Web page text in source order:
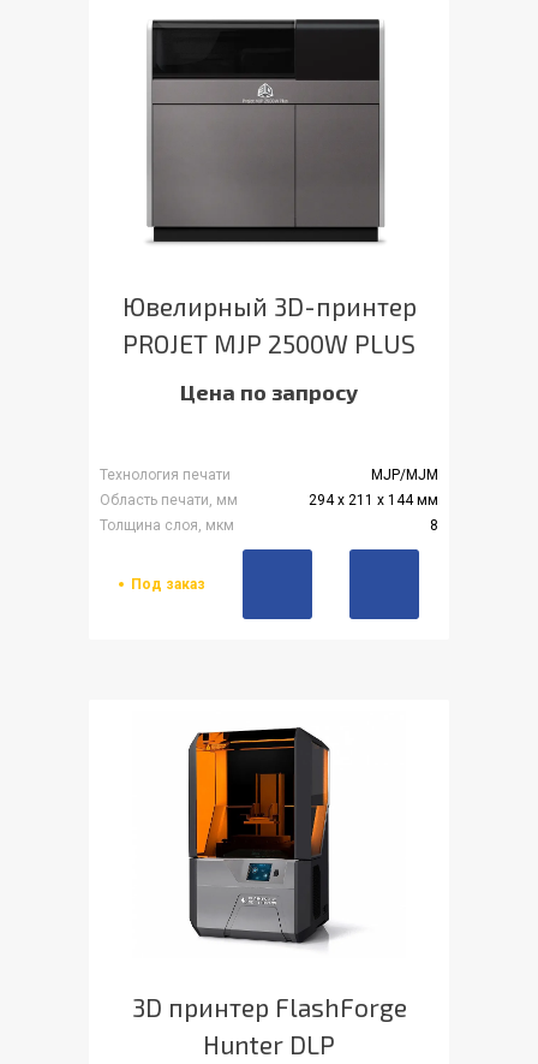
Ювелирный 3D-принтер
PROJET MJP 2500W PLUS
Цена по запросу
Технология печати
MJP/MJM
Область печати, мм
294 x 211 x 144 мм
Толщина слоя, мкм
8
Под заказ
3D принтер FlashForge
Hunter DLP